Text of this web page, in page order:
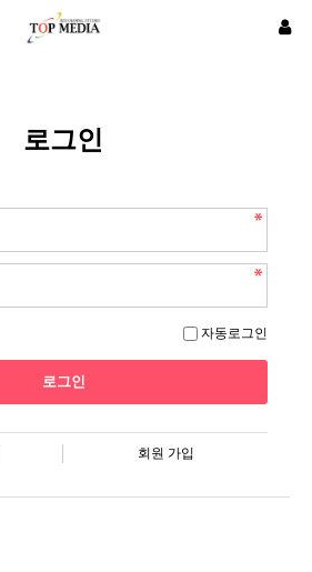
로그인
자동로그인
회원 가입